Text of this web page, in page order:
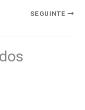
SEGUINTE